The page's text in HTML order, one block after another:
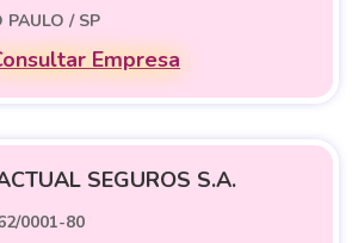
PAULO / SP
Empresa
SEGUROS S.A.
0001-80